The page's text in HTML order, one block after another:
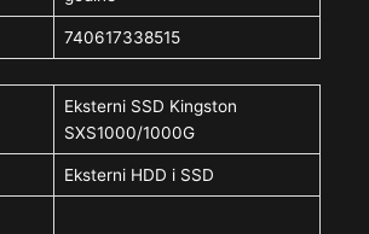
740617338515
Eksterni SSD Kingston
SXS1000/1000G
Eksterni HDD i SSD